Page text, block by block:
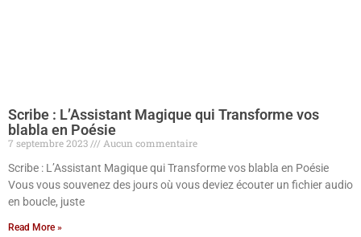
Scribe : L’Assistant Magique qui Transforme vos
blabla en Poésie
7 septembre 2023
Aucun commentaire
Scribe : L’Assistant Magique qui Transforme vos blabla en Poésie
Vous vous souvenez des jours où vous deviez écouter un fichier audio
en boucle, juste
Read More »